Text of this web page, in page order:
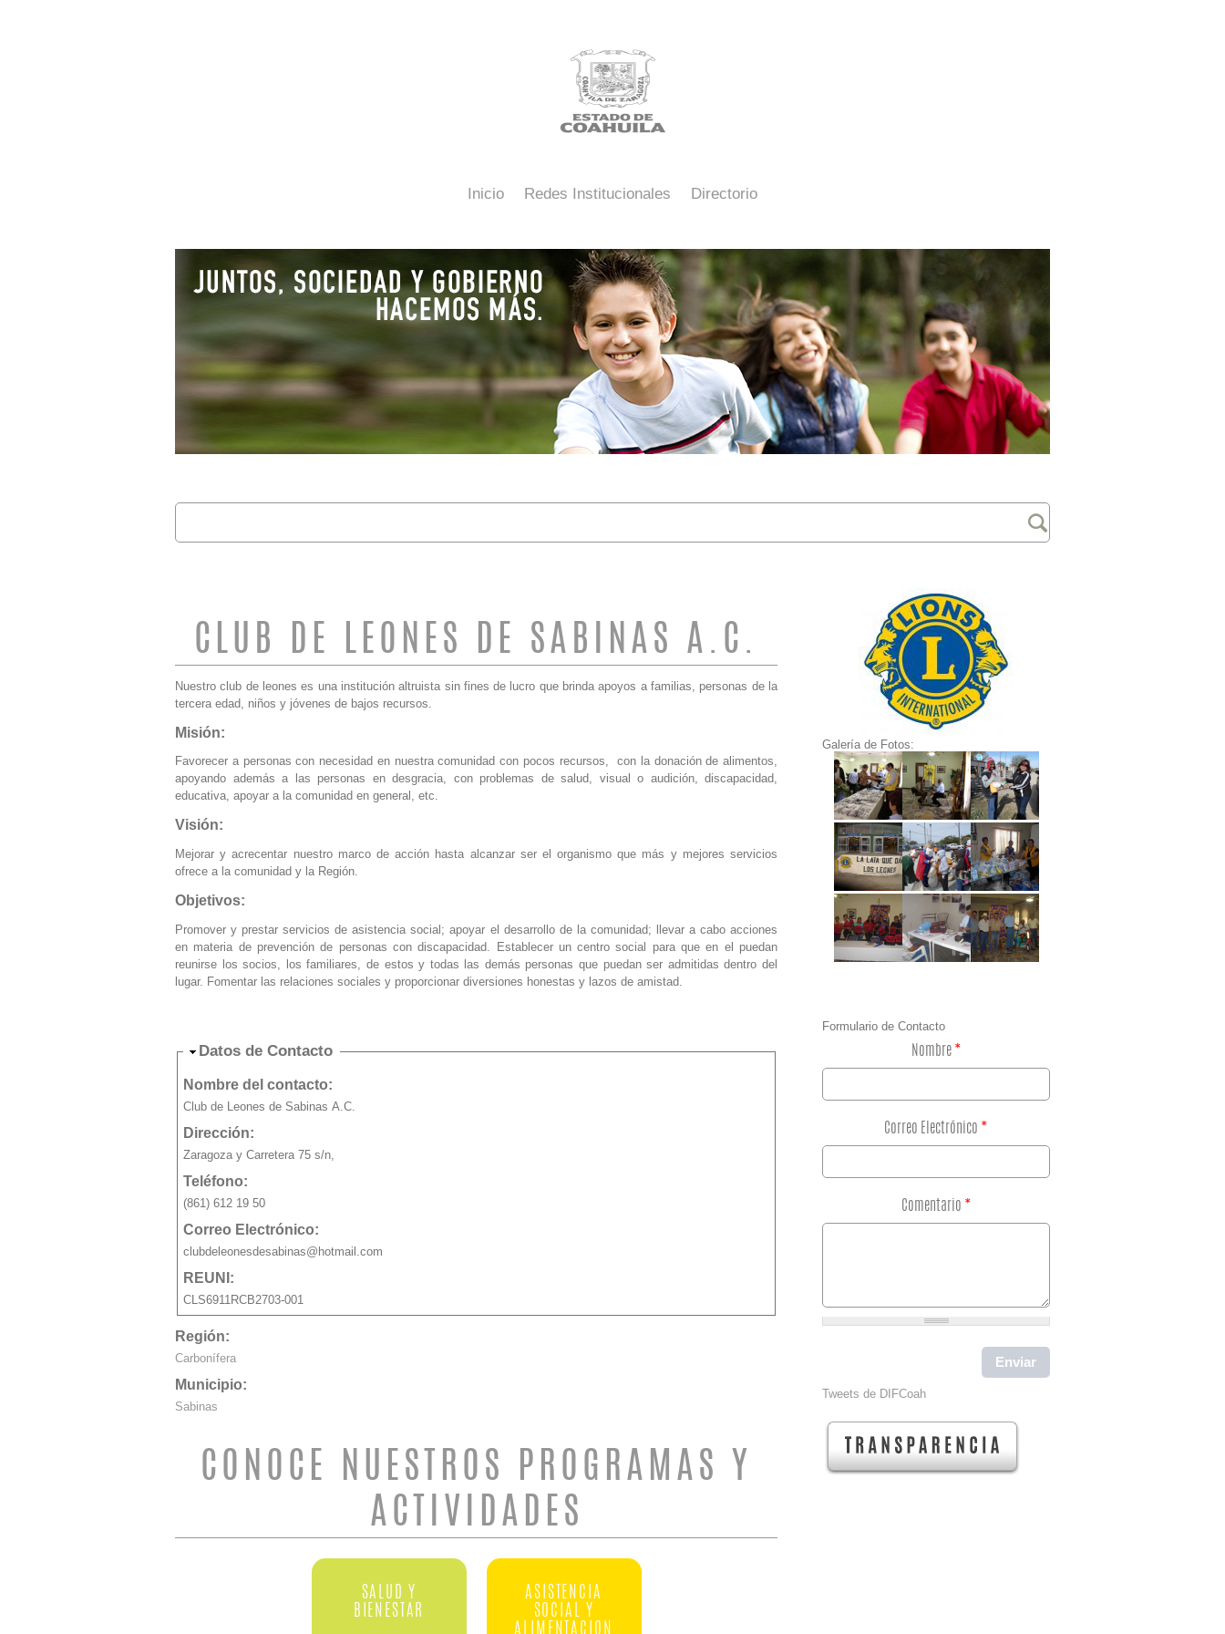
Inicio Redes Institucionales Directorio
Buscar
CLUB DE LEONES DE SABINAS A.C.
Nuestro club de leones es una institución altruista sin fines de lucro que brinda apoyos a familias, personas de la
tercera edad, niños y jóvenes de bajos recursos.
Misión:
Favorecer a personas con necesidad en nuestra comunidad con pocos recursos, con la donación de alimentos,
apoyando además a las personas en desgracia, con problemas de salud, visual o audición, discapacidad,
educativa, apoyar a la comunidad en general, etc.
Visión:
Mejorar y acrecentar nuestro marco de acción hasta alcanzar ser el organismo que más y mejores servicios
ofrece a la comunidad y la Región.
Objetivos:
Promover y prestar servicios de asistencia social; apoyar el desarrollo de la comunidad; llevar a cabo acciones
en materia de prevención de personas con discapacidad. Establecer un centro social para que en el puedan
reunirse los socios, los familiares, de estos y todas las demás personas que puedan ser admitidas dentro del
lugar. Fomentar las relaciones sociales y proporcionar diversiones honestas y lazos de amistad.
Ocultar
Datos de Contacto
Nombre del contacto:
Club de Leones de Sabinas A.C.
Dirección:
Zaragoza y Carretera 75 s/n,
Teléfono:
(861) 612 19 50
Correo Electrónico:
clubdeleonesdesabinas@hotmail.com
REUNI:
CLS6911RCB2703-001
Región:
Carbonífera
Municipio:
Sabinas
CONOCE NUESTROS PROGRAMAS Y
ACTIVIDADES
SALUD Y
BIENESTAR
ASISTENCIA
SOCIAL Y
ALIMENTACION
Galería de Fotos:
Formulario de Contacto
Nombre *
Correo Electrónico *
Comentario *
Tweets de DIFCoah